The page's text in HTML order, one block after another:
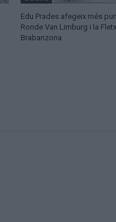
Edu Prades afegeix més
Ronde Van Limburg i la
Brabanzona